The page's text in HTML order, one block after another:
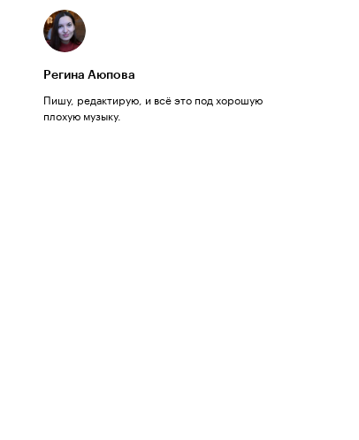
Регина Аюпова
Пишу, редактирую, и всё это под хорошую
плохую музыку.